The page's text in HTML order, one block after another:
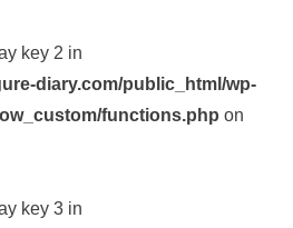
key 2 in
diary.com/public_html/wp-
functions.php on
key 3 in